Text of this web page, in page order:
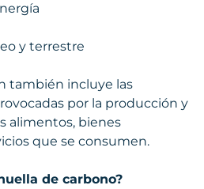
y terrestre
también incluye las
por la producción y
alimentos, bienes
que se consumen.
de carbono?